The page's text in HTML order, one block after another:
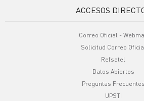
ACCESOS
Correo Oficial -
Solicitud Correo
Refsatel
Datos Abiertos
Preguntas Frecuentes
UPSTI